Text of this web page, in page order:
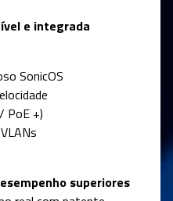
e integrada
SonicOS
PoE +)
superiores